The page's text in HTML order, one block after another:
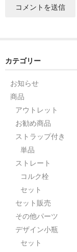
カテゴリー
お知らせ
商品
アウトレット
お勧め商品
ストラップ付き
単品
ストレート
コルク栓
セット
セット販売
その他パーツ
デザイン小瓶
セット